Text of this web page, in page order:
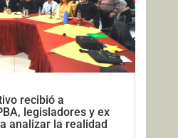
recibió a
legisladores y ex
analizar la realidad